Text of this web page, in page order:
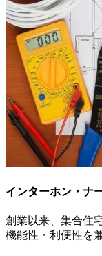
インターホン・ナ
創業以来、集合住
機能性・利便性を